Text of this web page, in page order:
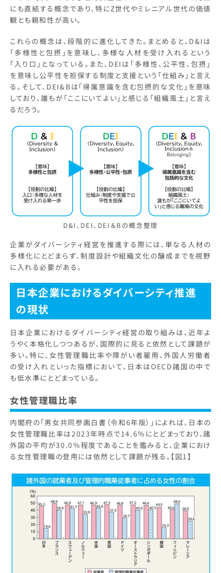
にも直結する概念であり、特にZ世代やミレニアル世代の価値
観とも親和性が高い。
これらの概念は、段階的に進化してきた。まとめると、D&Iは
「多様性と包摂」を意味し、多様な人材を受け入れるという
「入り口」となっている。また、DEIは「多様性、公平性、包摂」
を意味し公平性を担保する制度と支援という「仕組み」と言え
る。そして、DEI&Bは「帰属意識を含む包摂的な文化」を意味
しており、誰もが「ここにいてよい」と感じる「組織風土」と言え
るだろう。
D&I、DEI、DEI＆Bの概念整理
企業がダイバーシティ経営を推進する際には、単なる人材の
多様化にとどまらず、制度設計や組織文化の醸成までを視野
に入れる必要がある。
日本企業におけるダイバーシティ推進
の現状
日本企業におけるダイバーシティ経営の取り組みは、近年よ
うやく本格化しつつあるが、国際的に見ると依然として課題が
多い。特に、女性管理職比率や障がい者雇用、外国人労働者
の受け入れといった指標において、日本はOECD諸国の中で
も低水準にとどまっている。
女性管理職比率
内閣府の「男女共同参画白書（令和6年版）」によれば、日本の
女性管理職比率は2023年時点で14.6％にとどまっており、諸
外国の平均が30.0％程度であることを鑑みると、企業におけ
る女性管理職の登用には依然として課題が残る。【図1】